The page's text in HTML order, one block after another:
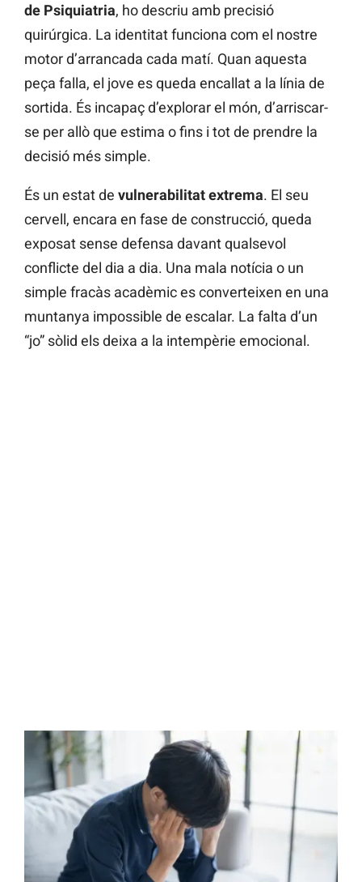
de Psiquiatria, ho descriu amb precisió
quirúrgica. La identitat funciona com el nostre
motor d’arrancada cada matí. Quan aquesta
peça falla, el jove es queda encallat a la línia de
sortida. És incapaç d’explorar el món, d’arriscar-
se per allò que estima o fins i tot de prendre la
decisió més simple.
És un estat de vulnerabilitat extrema. El seu
cervell, encara en fase de construcció, queda
exposat sense defensa davant qualsevol
conflicte del dia a dia. Una mala notícia o un
simple fracàs acadèmic es converteixen en una
muntanya impossible de escalar. La falta d’un
“jo” sòlid els deixa a la intempèrie emocional.